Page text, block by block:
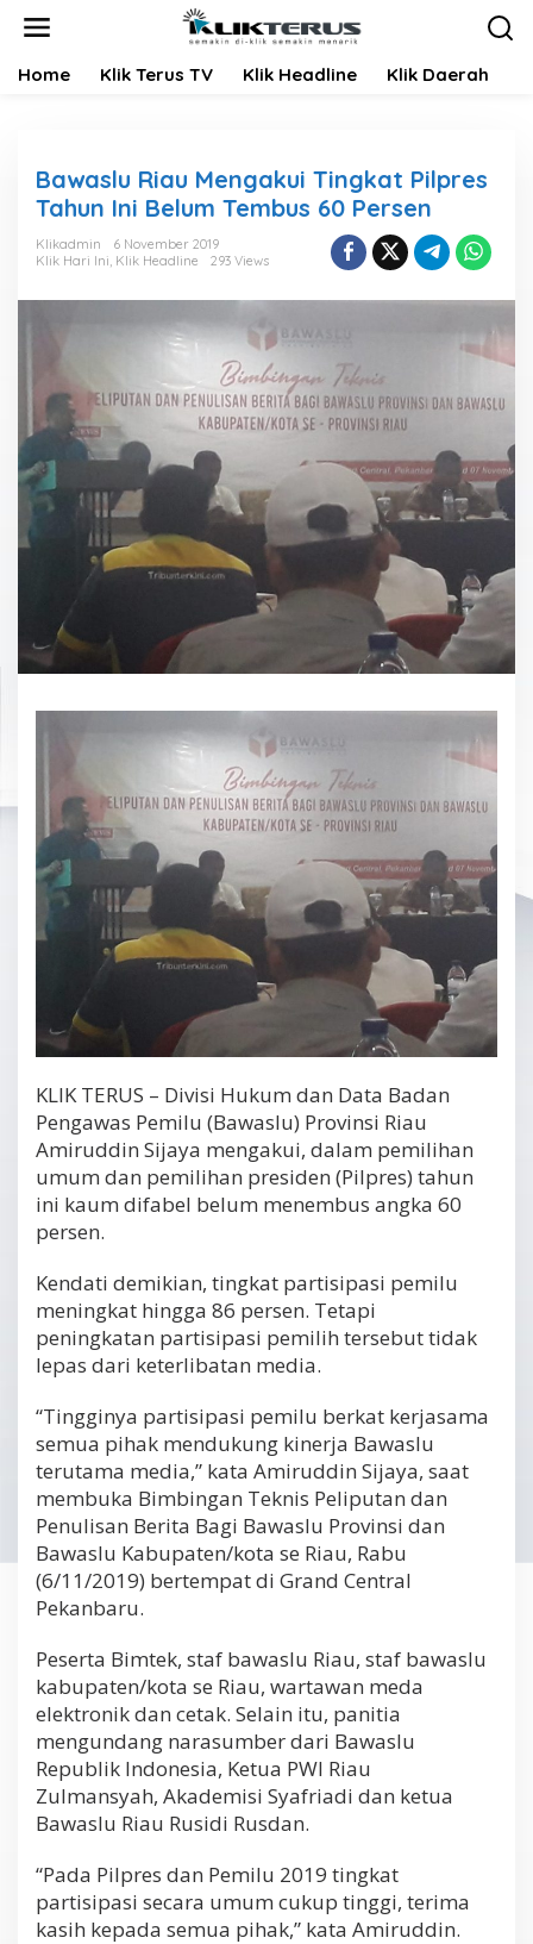
Home Klik Terus TV Klik Headline Klik Daerah
Bawaslu Riau Mengakui Tingkat Pilpres
Tahun Ini Belum Tembus 60 Persen
Klikadmin
6 November 2019
Klik Hari Ini, Klik Headline 293 Views
KLIK TERUS – Divisi Hukum dan Data Badan
Pengawas Pemilu (Bawaslu) Provinsi Riau
Amiruddin Sijaya mengakui, dalam pemilihan
umum dan pemilihan presiden (Pilpres) tahun
ini kaum difabel belum menembus angka 60
persen.
Kendati demikian, tingkat partisipasi pemilu
meningkat hingga 86 persen. Tetapi
peningkatan partisipasi pemilih tersebut tidak
lepas dari keterlibatan media.
“Tingginya partisipasi pemilu berkat kerjasama
semua pihak mendukung kinerja Bawaslu
terutama media,” kata Amiruddin Sijaya, saat
membuka Bimbingan Teknis Peliputan dan
Penulisan Berita Bagi Bawaslu Provinsi dan
Bawaslu Kabupaten/kota se Riau, Rabu
(6/11/2019) bertempat di Grand Central
Pekanbaru.
Peserta Bimtek, staf bawaslu Riau, staf bawaslu
kabupaten/kota se Riau, wartawan meda
elektronik dan cetak. Selain itu, panitia
mengundang narasumber dari Bawaslu
Republik Indonesia, Ketua PWI Riau
Zulmansyah, Akademisi Syafriadi dan ketua
Bawaslu Riau Rusidi Rusdan.
“Pada Pilpres dan Pemilu 2019 tingkat
partisipasi secara umum cukup tinggi, terima
kasih kepada semua pihak,” kata Amiruddin.